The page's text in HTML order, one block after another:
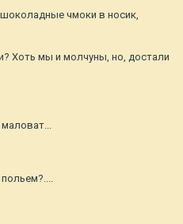
шоколадные чмоки в носик,
Хоть мы и молчуны, но, достали